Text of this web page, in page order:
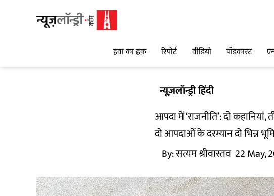
हवा का हक़ रिपोर्ट वीडियो पॉडकास्ट
न्यूज़लॉन्ड्री हिंदी
आपदा में ‘राजनीति’: दो कहानियां,
दो आपदाओं के दरम्यान दो भिन्न
By:सत्यम श्रीवास्तव 22 May,